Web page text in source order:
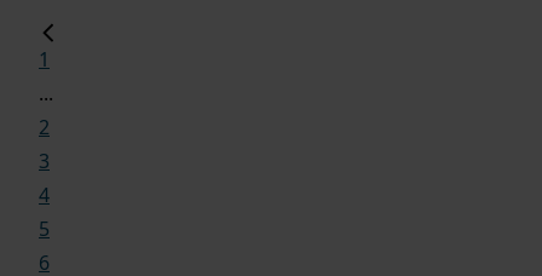
1
...
2
3
4
5
6